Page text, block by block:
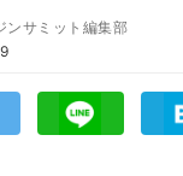
ンサミット編集部